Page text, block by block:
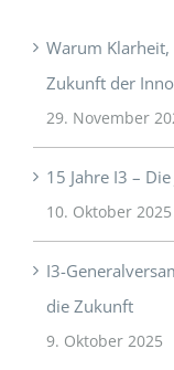
Warum
Zukunft der
29. November
15 Jahre I3 –
10. Oktober 2025
I3-
die Zukunft
9. Oktober 2025